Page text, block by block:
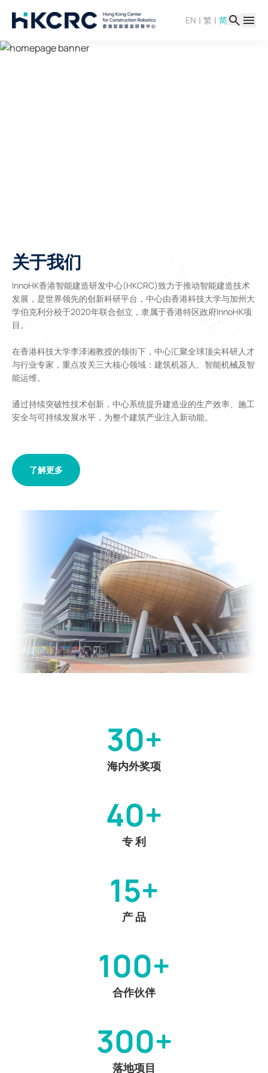
主
EN | 繁 | 简
关于我们
InnoHK香港智能建造研发中心(HKCRC)致力于推动智能建造技术
发展，是世界领先的创新科研平台，中心由香港科技大学与加州大
学伯克利分校于2020年联合创立，隶属于香港特区政府InnoHK项
目。
在香港科技大学李泽湘教授的领街下，中心汇聚全球顶尖科研人才
与行业专家，重点攻关三大核心领域：建筑机器人、智能机械及智
能运维。
通过持续突破性技术创新，中心系统提升建造业的生产效率、施工
安全与可持续发展水平，为整个建筑产业注入新动能。
了解更多
30+
海内外奖项
40+
专 利
15+
产 品
100+
合作伙伴
300+
落地项目